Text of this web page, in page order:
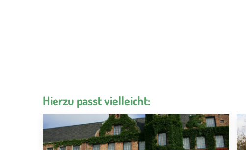
Hierzu passt vielleicht: